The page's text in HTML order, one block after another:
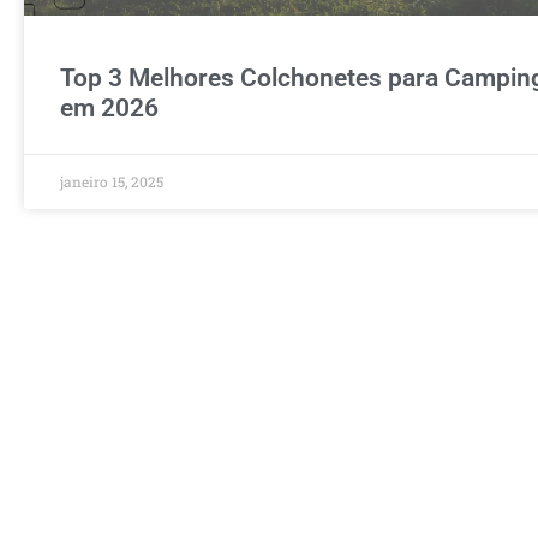
Top 3 Melhores Colchonetes para
em 2026
janeiro 15, 2025